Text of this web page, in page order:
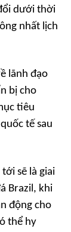
dưới thời
nhất lịch
lãnh đạo
bị cho
tiêu
tế sau
sẽ là giai
Brazil, khi
động cho
thể hy